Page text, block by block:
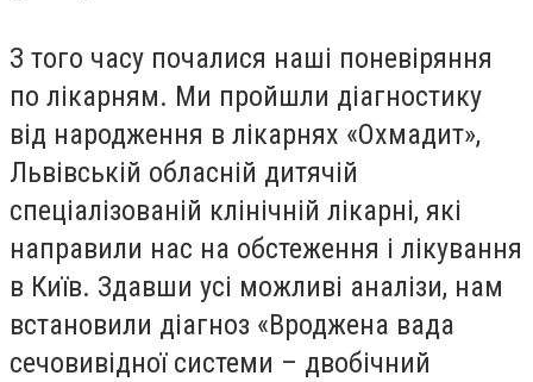
З того часу почалися наші поневіряння
по лікарням. Ми пройшли діагностику
від народження в лікарнях «Охмадит»,
Львівській обласній дитячій
спеціалізованій клінічній лікарні, які
направили нас на обстеження і лікування
в Київ. Здавши усі можливі аналізи, нам
встановили діагноз «Вроджена вада
сечовивідної системи – двобічний